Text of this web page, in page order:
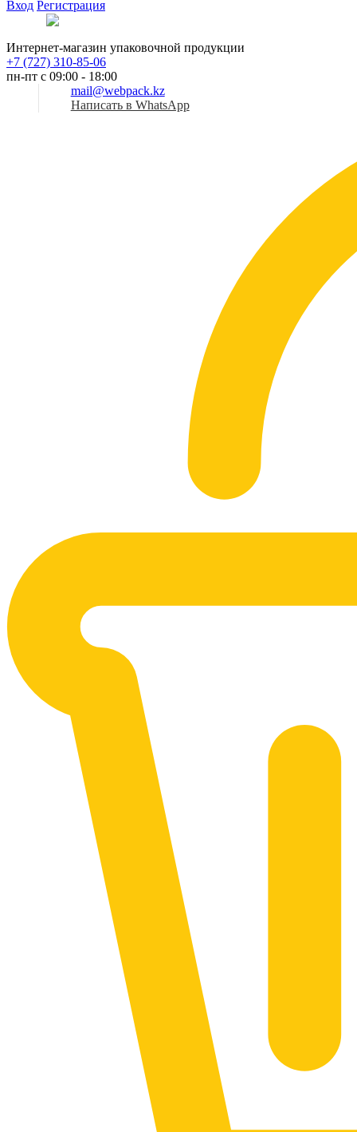
Вход Регистрация
Интернет-магазин упаковочной продукции
+7 (727) 310-85-06
пн-пт с 09:00 - 18:00
mail@webpack.kz
Написать в WhatsApp